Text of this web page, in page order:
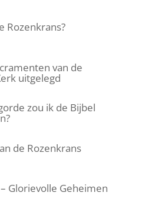
Rozenkrans?
van de
uitgelegd
zou ik de Bijbel
de Rozenkrans
Glorievolle Geheimen